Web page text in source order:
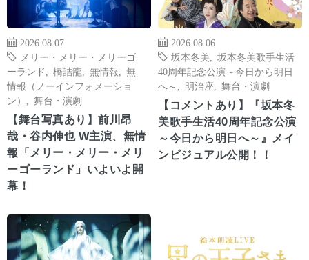
2026.08.07
メリー・メリー・メリーゴ
ーランド
橋詰龍 無情報
無
情報（ノーインフォメーショ
ン）
舞台・演劇
【舞台写真あり】前川昂
哉・谷内伸也 W主演、無情
報「メリー・メリー・メリ
ーゴーランド」いよいよ開
幕！
2026.08.06
坂本冬美
坂本冬美歌手生活
40周年記念公演～今日から明日
へ～
明治座 舞台・演劇
【コメントあり】『坂本冬
美歌手生活40周年記念公演
～今日から明日へ～』メイ
ンビジュアル公開！！